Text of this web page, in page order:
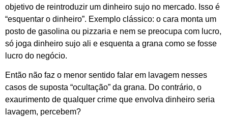
objetivo de reintroduzir um dinheiro sujo no mercado. Isso é
“esquentar o dinheiro”. Exemplo clássico: o cara monta um
posto de gasolina ou pizzaria e nem se preocupa com lucro,
só joga dinheiro sujo ali e esquenta a grana como se fosse
lucro do negócio.
Então não faz o menor sentido falar em lavagem nesses
casos de suposta “ocultação” da grana. Do contrário, o
exaurimento de qualquer crime que envolva dinheiro seria
lavagem, percebem?